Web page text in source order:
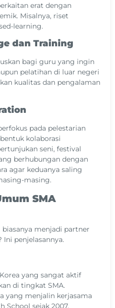
erat dengan
Misalnya, riset
learning.
dan Training
bagi guru yang ingin
pelatihan di luar negeri
kualitas dan pengalaman
pada pelestarian
kolaborasi
seni, festival
berhubungan dengan
agar keduanya saling
masing.
SMA
biasanya menjadi partner
penjelasannya.
yang sangat aktif
di tingkat SMA.
yang menjalin kerjasama
School sejak 2007,